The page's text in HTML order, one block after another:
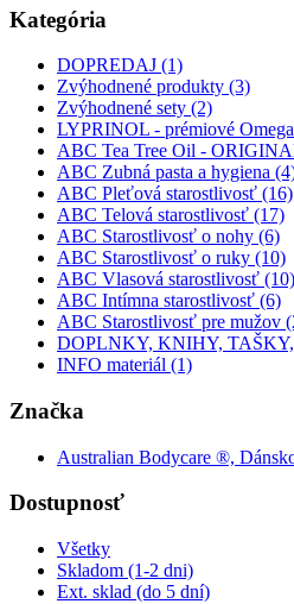
Kategória
DOPREDAJ (1)
Zvýhodnené produkty (3)
Zvýhodnené sety (2)
LYPRINOL - prémiové
ABC Tea Tree Oil -
ABC Zubná pasta a hygiena
ABC Pleťová starostlivosť (16)
ABC Telová starostlivosť (17)
ABC Starostlivosť o nohy (6)
ABC Starostlivosť o ruky (10)
ABC Vlasová starostlivosť (10)
ABC Intímna starostlivosť (6)
ABC Starostlivosť pre mužov
DOPLNKY, KNIHY,
INFO materiál (1)
Značka
Australian Bodycare ®,
Dostupnosť
Všetky
Skladom (1-2 dni)
Ext. sklad (do 5 dní)